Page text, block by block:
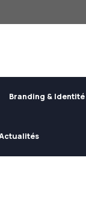
Branding & Identité